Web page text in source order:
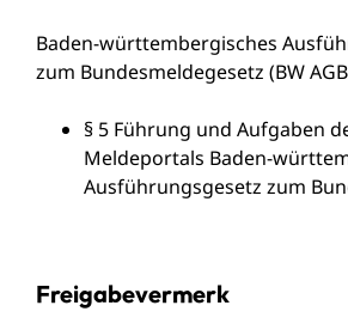
Baden-württembergisches
zum Bundesmeldegesetz (BW
§ 5 Führung und Aufgaben
Meldeportals Baden-
Ausführungsgesetz zum
Freigabevermerk